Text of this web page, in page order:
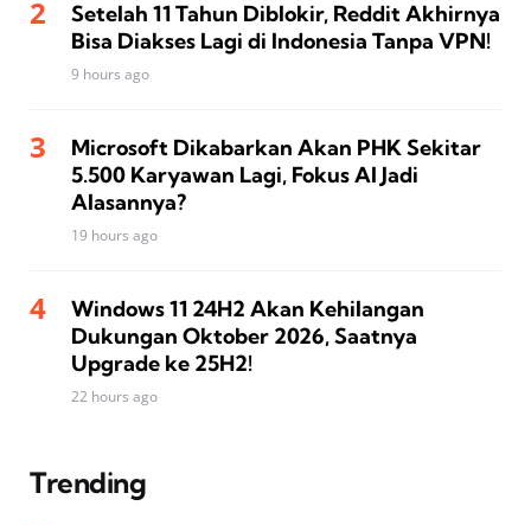
Setelah 11 Tahun Diblokir, Reddit Akhirnya
Bisa Diakses Lagi di Indonesia Tanpa VPN!
9 hours ago
Microsoft Dikabarkan Akan PHK Sekitar
5.500 Karyawan Lagi, Fokus AI Jadi
Alasannya?
19 hours ago
Windows 11 24H2 Akan Kehilangan
Dukungan Oktober 2026, Saatnya
Upgrade ke 25H2!
22 hours ago
Trending